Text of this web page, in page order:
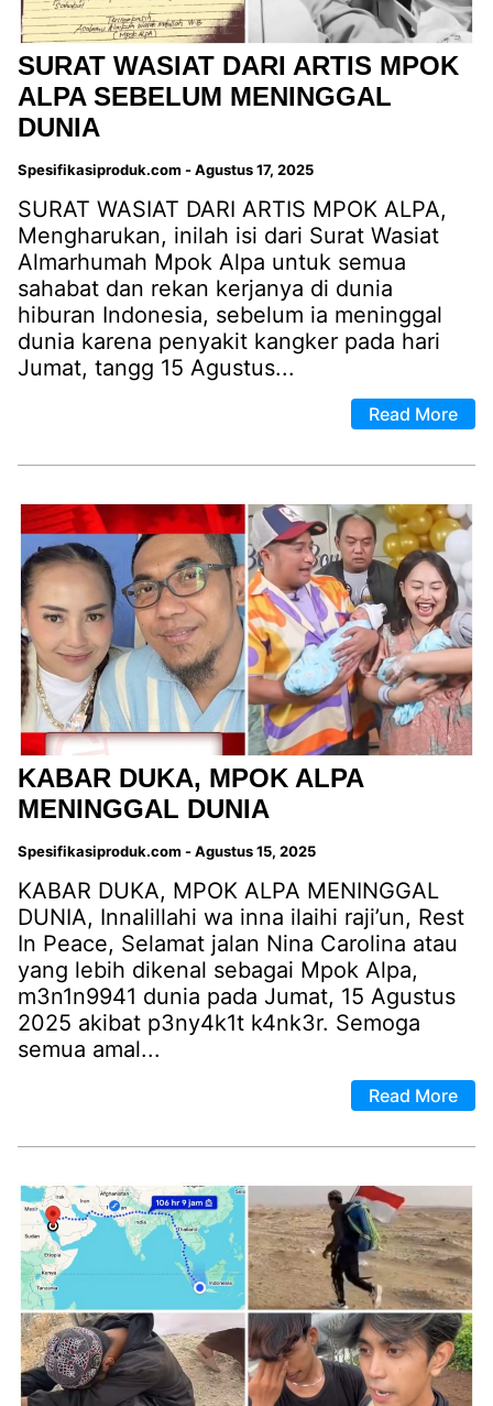
SURAT WASIAT DARI ARTIS MPOK
ALPA SEBELUM MENINGGAL
DUNIA
Spesifikasiproduk.com -Agustus 17, 2025
SURAT WASIAT DARI ARTIS MPOK ALPA,
Mengharukan, inilah isi dari Surat Wasiat
Almarhumah Mpok Alpa untuk semua
sahabat dan rekan kerjanya di dunia
hiburan Indonesia, sebelum ia meninggal
dunia karena penyakit kangker pada hari
Jumat, tangg 15 Agustus...
Read More
KABAR DUKA, MPOK ALPA
MENINGGAL DUNIA
Spesifikasiproduk.com -Agustus 15, 2025
KABAR DUKA, MPOK ALPA MENINGGAL
DUNIA, Innalillahi wa inna ilaihi raji’un, Rest
In Peace, Selamat jalan Nina Carolina atau
yang lebih dikenal sebagai Mpok Alpa,
m3n1n9941 dunia pada Jumat, 15 Agustus
2025 akibat p3ny4k1t k4nk3r. Semoga
semua amal...
Read More